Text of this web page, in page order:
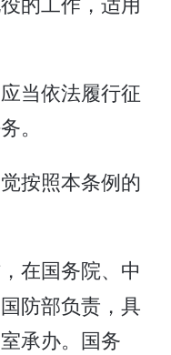
当依法履行征
。
按照本条例的
在国务院、中
防部负责，具
承办。国务